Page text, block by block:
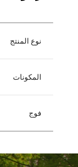
نوع المنتج
المكونات
فوج